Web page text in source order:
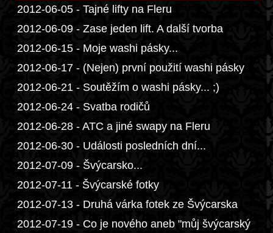
2012-06-05 - Tajné lifty na Fleru
2012-06-09 - Zase jeden lift. A další tvorba
2012-06-15 - Moje washi pásky...
2012-06-17 - (Nejen) první použití washi pásky
2012-06-21 - Soutěžím o washi pásky... ;)
2012-06-24 - Svatba rodičů
2012-06-28 - ATC a jiné swapy na Fleru
2012-06-30 - Události posledních dní...
2012-07-09 - Švýcarsko...
2012-07-11 - Švýcarské fotky
2012-07-13 - Druhá várka fotek ze Švýcarska
2012-07-19 - Co je nového aneb "můj švýcarský